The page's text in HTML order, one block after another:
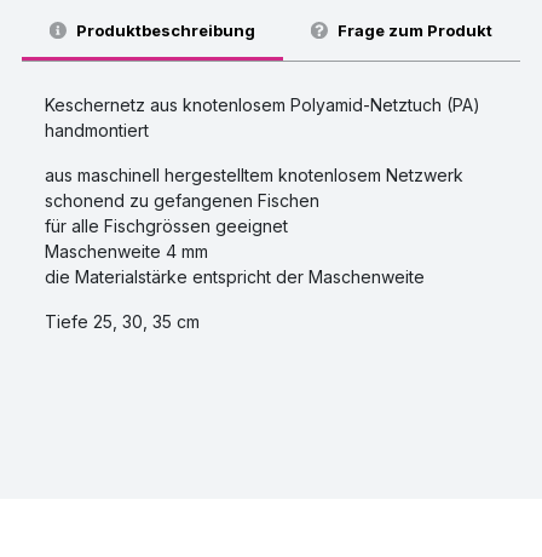
Produktbeschreibung Frage zum Produkt
Keschernetz aus knotenlosem Polyamid-Netztuch (PA)
handmontiert
aus maschinell hergestelltem knotenlosem Netzwerk
schonend zu gefangenen Fischen
für alle Fischgrössen geeignet
Maschenweite 4 mm
die Materialstärke entspricht der Maschenweite
Tiefe 25, 30, 35 cm